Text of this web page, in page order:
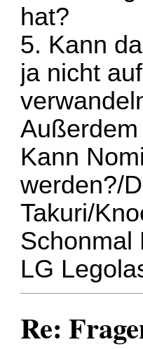
hat?
5. Kann
ja nicht
Kann
werden?/
Takuri/
Schonmal
LG
Re: